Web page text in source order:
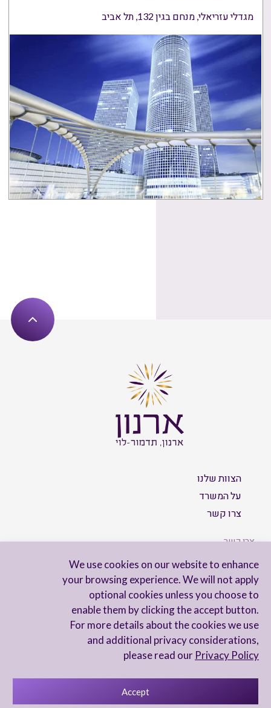
We use cookies on our website to enhance
your browsing experience. We will not apply
optional cookies unless you choose to
enable them by clicking the accept button.
For more details about the cookies we use
and additional privacy considerations,
please read our Privacy Policy
Accept
מגדלי עזריאלי, מנחם בגין 132, תל אביב
הצוות שלנו
על המשרד
צרו קשר
צרו קשר
הישארו מעודכנים
מדיניות פרטיות הצהרת נגישות